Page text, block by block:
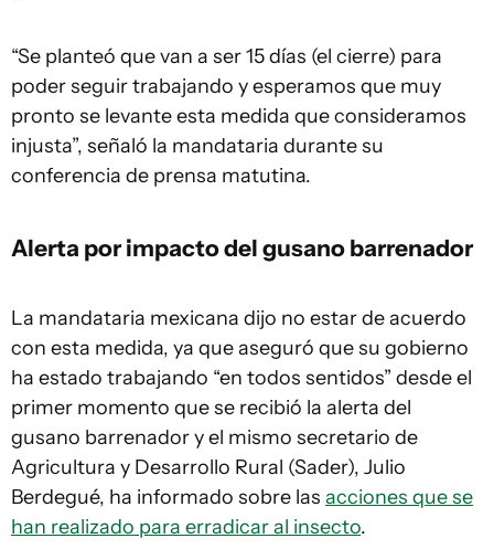
“Se planteó que van a ser 15 días (el cierre) para
poder seguir trabajando y esperamos que muy
pronto se levante esta medida que consideramos
injusta”, señaló la mandataria durante su
conferencia de prensa matutina.
Alerta por impacto del gusano barrenador
La mandataria mexicana dijo no estar de acuerdo
con esta medida, ya que aseguró que su gobierno
ha estado trabajando “en todos sentidos” desde el
primer momento que se recibió la alerta del
gusano barrenador y el mismo secretario de
Agricultura y Desarrollo Rural (Sader), Julio
Berdegué, ha informado sobre las acciones que se
han realizado para erradicar al insecto.